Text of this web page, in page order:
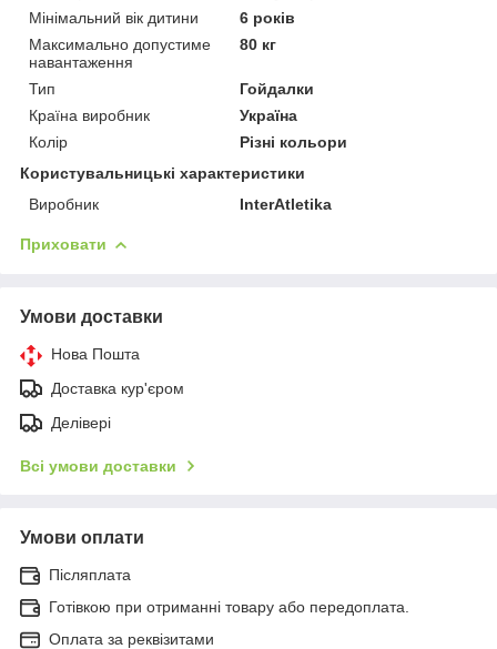
Мінімальний вік дитини
6 років
Максимально допустиме
навантаження
80 кг
Тип
Гойдалки
Країна виробник
Україна
Колір
Різні кольори
Користувальницькі характеристики
Виробник
InterAtletika
Приховати
Умови доставки
Нова Пошта
Доставка кур'єром
Делівері
Всі умови доставки
Умови оплати
Післяплата
Готівкою при отриманні товару або передоплата.
Оплата за реквізитами